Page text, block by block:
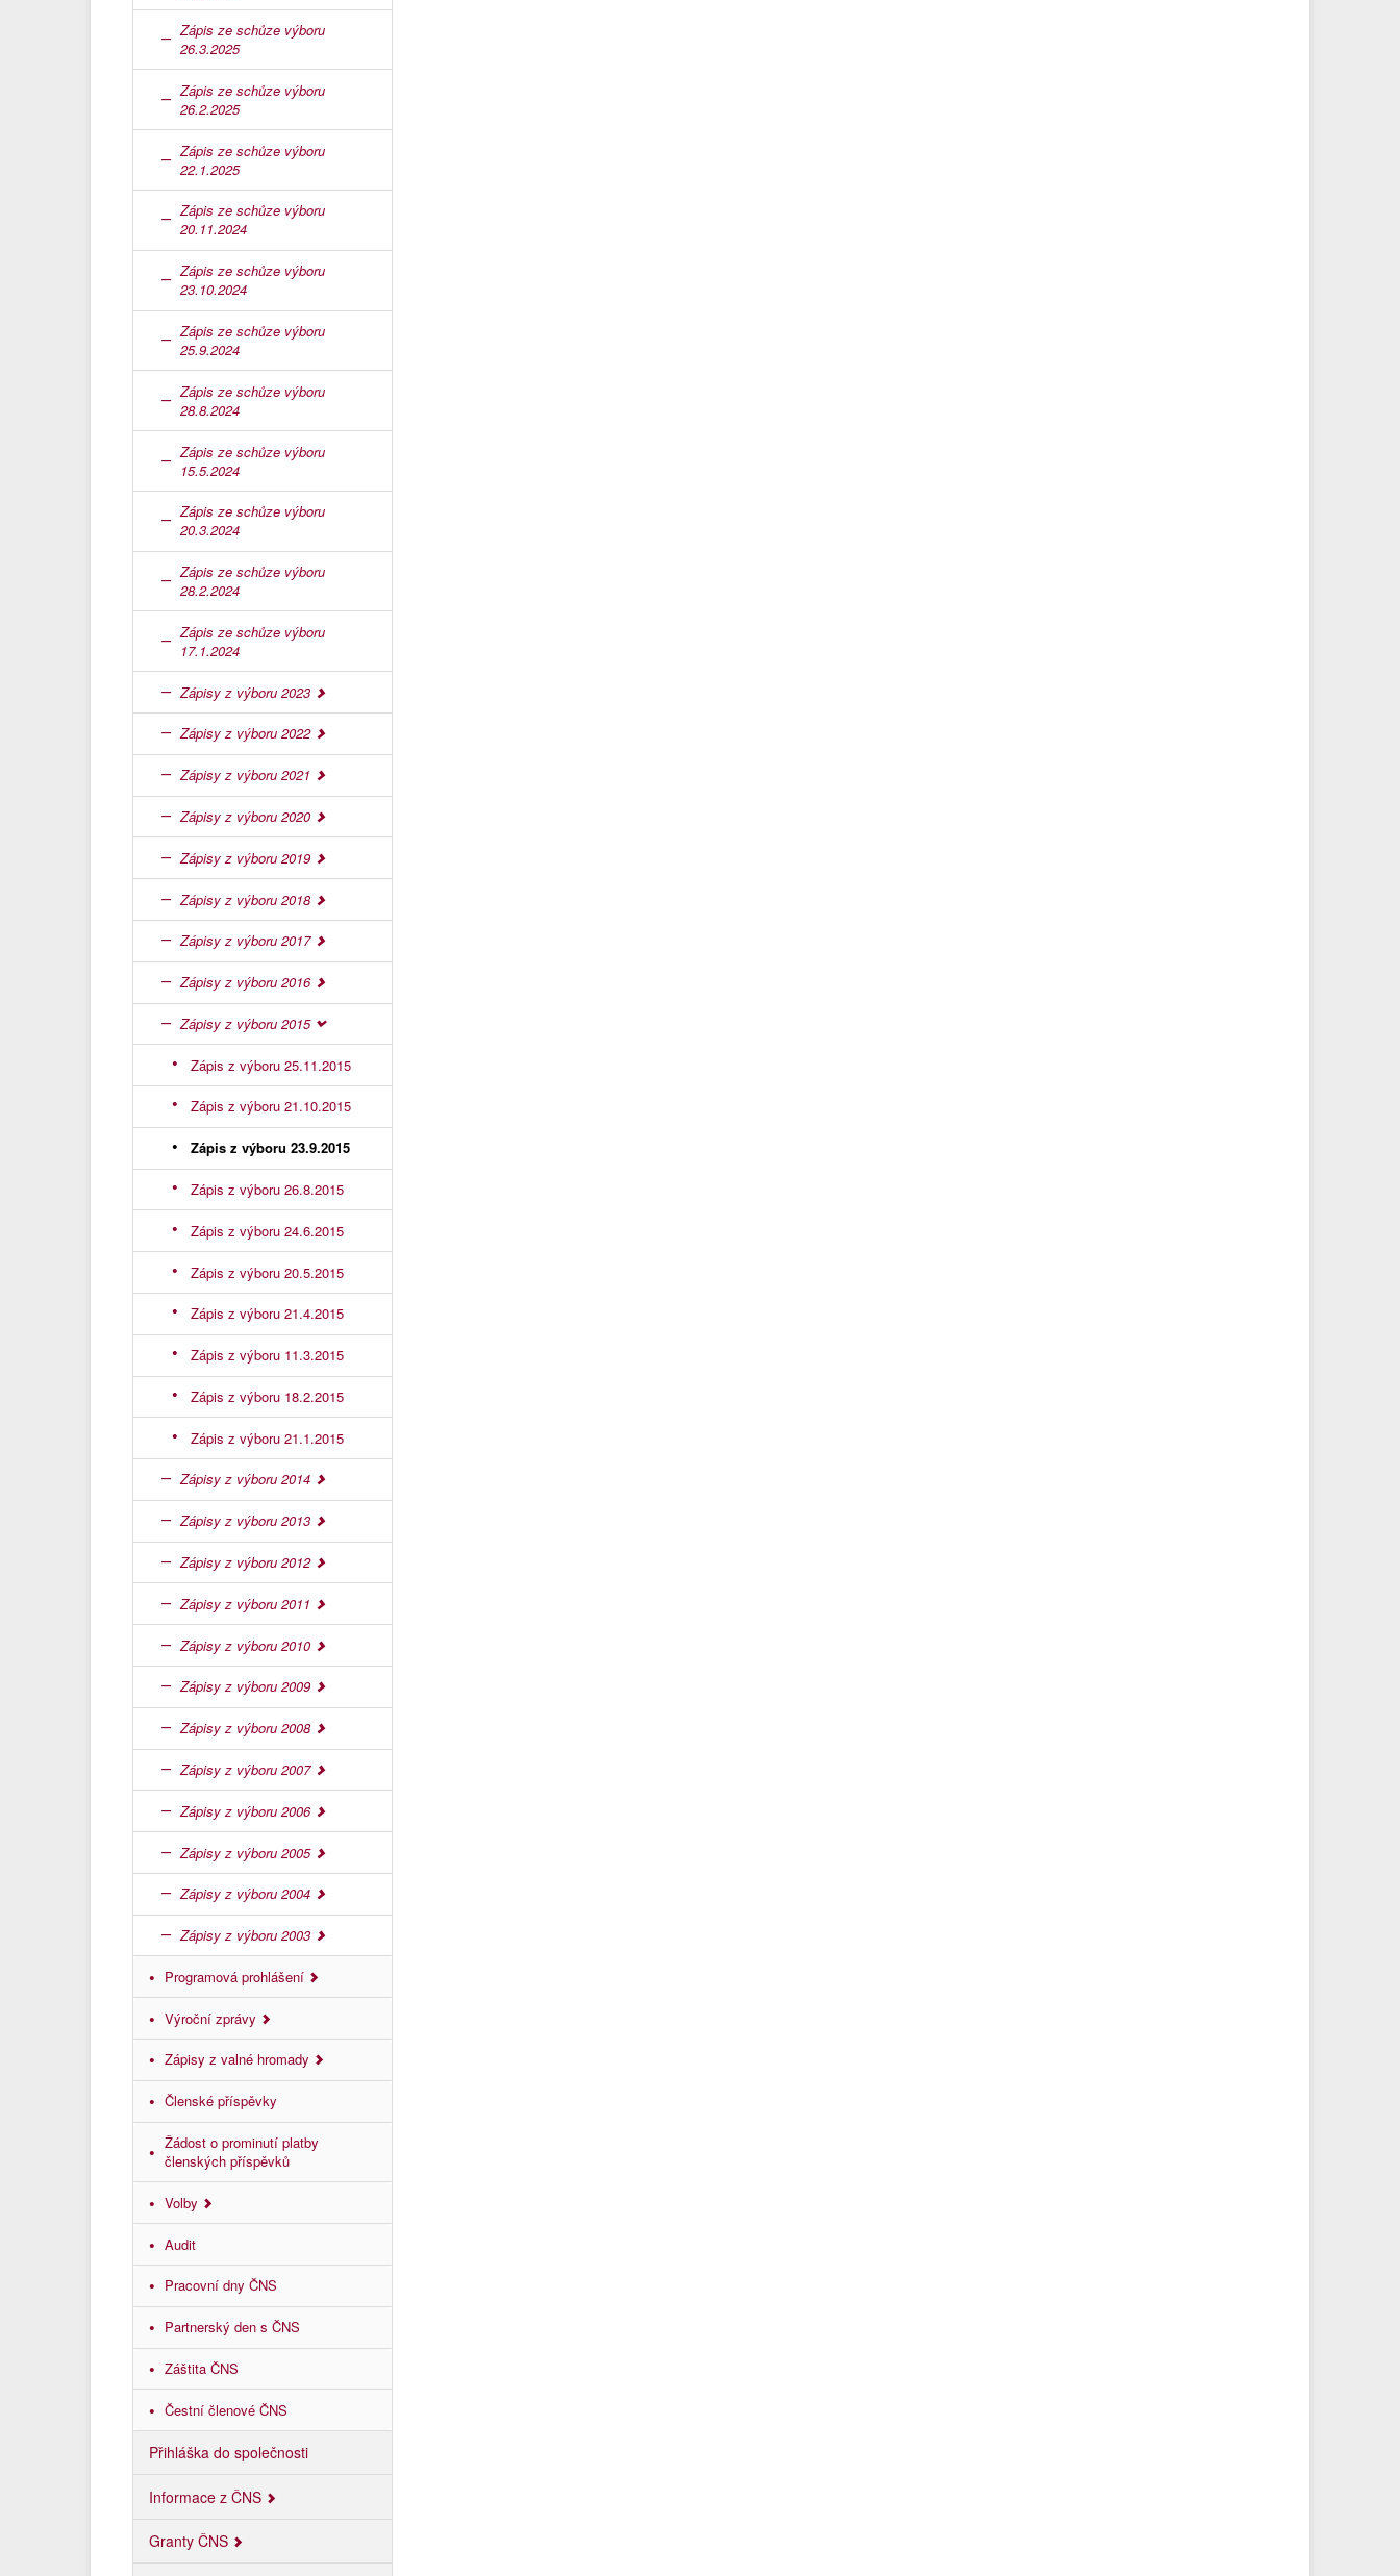
Zápis ze schůze výboru
26.3.2025
Zápis ze schůze výboru
26.2.2025
Zápis ze schůze výboru
22.1.2025
Zápis ze schůze výboru
20.11.2024
Zápis ze schůze výboru
23.10.2024
Zápis ze schůze výboru
25.9.2024
Zápis ze schůze výboru
28.8.2024
Zápis ze schůze výboru
15.5.2024
Zápis ze schůze výboru
20.3.2024
Zápis ze schůze výboru
28.2.2024
Zápis ze schůze výboru
17.1.2024
Zápisy z výboru 2023
Zápisy z výboru 2022
Zápisy z výboru 2021
Zápisy z výboru 2020
Zápisy z výboru 2019
Zápisy z výboru 2018
Zápisy z výboru 2017
Zápisy z výboru 2016
Zápisy z výboru 2015
Zápis z výboru 25.11.2015
Zápis z výboru 21.10.2015
Zápis z výboru 23.9.2015
Zápis z výboru 26.8.2015
Zápis z výboru 24.6.2015
Zápis z výboru 20.5.2015
Zápis z výboru 21.4.2015
Zápis z výboru 11.3.2015
Zápis z výboru 18.2.2015
Zápis z výboru 21.1.2015
Zápisy z výboru 2014
Zápisy z výboru 2013
Zápisy z výboru 2012
Zápisy z výboru 2011
Zápisy z výboru 2010
Zápisy z výboru 2009
Zápisy z výboru 2008
Zápisy z výboru 2007
Zápisy z výboru 2006
Zápisy z výboru 2005
Zápisy z výboru 2004
Zápisy z výboru 2003
Programová prohlášení
Výroční zprávy
Zápisy z valné hromady
Členské příspěvky
Žádost o prominutí platby
členských příspěvků
Volby
Audit
Pracovní dny ČNS
Partnerský den s ČNS
Záštita ČNS
Čestní členové ČNS
Přihláška do společnosti
Informace z ČNS
Granty ČNS